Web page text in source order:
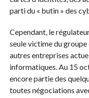
parti du « butin » des
Cependant, le
seule victime du
autres entreprises
informatiques. Au 15
encore partie des
toutes négociations